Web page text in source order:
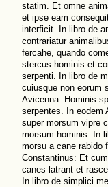
statim. Et omne
et ipse eam
interficit. In libro de
contrariatur
fercahe, quando
stercus hominis et
serpenti. In libro de
cuiusque non eorum
Avicenna: Hominis
serpentes. In eodem
super morsum vipre
morsum hominis. In
morsu a cane rabido
Constantinus: Et
canes latrant et
In libro de simplici